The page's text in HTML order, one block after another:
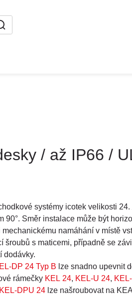
/ až IP66 /
systémy icotek velikosti
90°. Směr instalace může být
namáhání v místě
šroubů s maticemi, případně se
dodávky.
DP 24 Typ B lze snadno upevnit
rámečky KEL 24, KEL-U 24,
KEL-DPU 24 lze našroubovat na